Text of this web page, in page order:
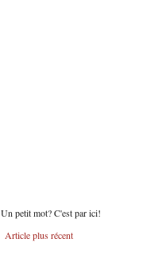
Un petit mot? C'est par ici!
Article plus récent